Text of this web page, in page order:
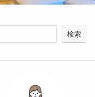
検索